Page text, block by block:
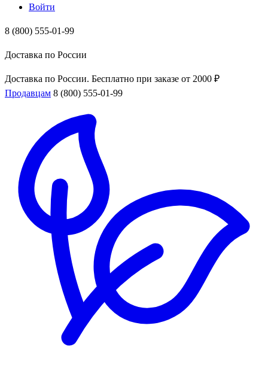
Войти
8 (800) 555-01-99
Доставка по России
Доставка по России. Бесплатно при заказе от 2000 ₽
Продавцам 8 (800) 555-01-99